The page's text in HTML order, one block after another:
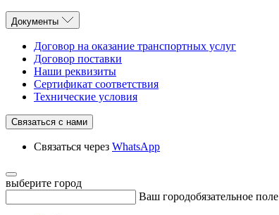
Документы
Договор на оказание транспортных услуг
Договор поставки
Наши реквизиты
Сертификат соответствия
Технические условия
Связаться с нами
Связаться через WhatsApp
выберите город
Ваш городобязательное поле